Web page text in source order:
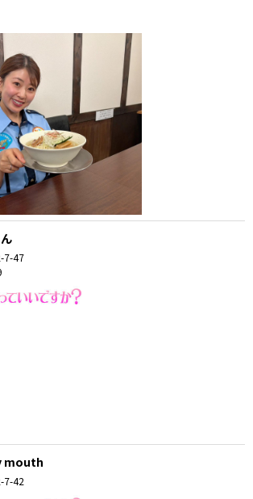
7-47
mouth
7-42